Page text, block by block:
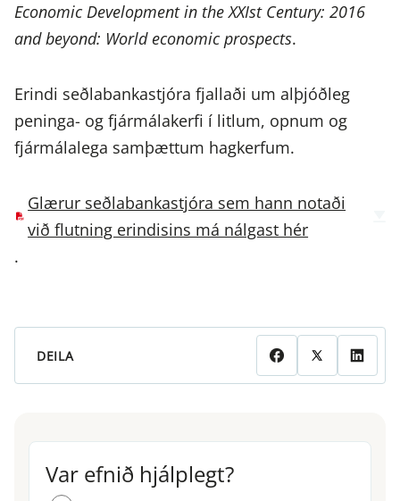
Economic Development in the XXIst Century: 2016
and beyond: World economic prospects.
Erindi seðlabankastjóra fjallaði um alþjóðleg
peninga- og fjármálakerfi í litlum, opnum og
fjármálalega samþættum hagkerfum.
Glærur seðlabankastjóra sem hann notaði
við flutning erindisins má nálgast hér
.
DEILA
Var efnið hjálplegt?
Var efnið hjálplegt?